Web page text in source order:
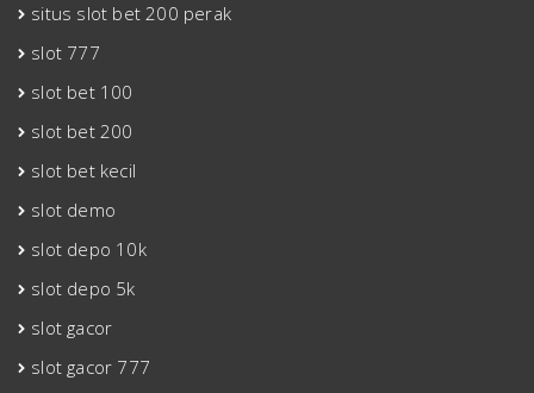
situs slot bet 200 perak
slot 777
slot bet 100
slot bet 200
slot bet kecil
slot demo
slot depo 10k
slot depo 5k
slot gacor
slot gacor 777